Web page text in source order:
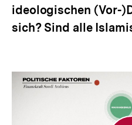
ideologischen (Vor-
sich? Sind alle
Was